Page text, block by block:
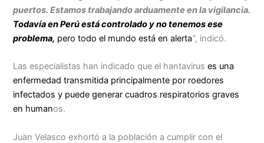
puertos. Estamos trabajando arduamente en la vigilancia.
Todavía en Perú está controlado y no tenemos ese
problema, pero todo el mundo está en alerta”, indicó.
Las especialistas han indicado que el hantaviruses una
enfermedad transmitida principalmente por roedores
infectados y puede generar cuadros respiratorios graves
en humanos.
Juan Velasco exhortó a la población a cumplir con el